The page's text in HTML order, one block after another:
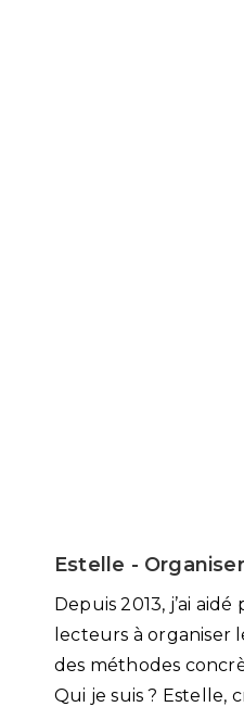
Estelle -
Depuis 2013, j’ai
lecteurs à organiser
des méthodes
Qui je suis ? Estelle,